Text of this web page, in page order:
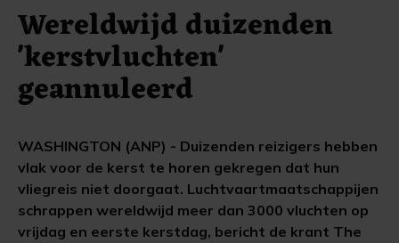
Wereldwijd duizenden
'kerstvluchten'
geannuleerd
WASHINGTON (ANP) - Duizenden reizigers hebben
vlak voor de kerst te horen gekregen dat hun
vliegreis niet doorgaat. Luchtvaartmaatschappijen
schrappen wereldwijd meer dan 3000 vluchten op
vrijdag en eerste kerstdag, bericht de krant The